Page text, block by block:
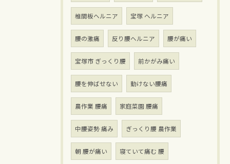
椎間板ヘルニア 宝塚 ヘルニア
腰の激痛 反り腰ヘルニア 腰が痛い
宝塚市 ぎっくり腰 前かがみ痛い
腰を伸ばせない 動けない腰痛
農作業 腰痛 家庭菜園 腰痛
中腰姿勢 痛み ぎっくり腰 農作業
朝 腰が痛い 寝ていて痛む 腰